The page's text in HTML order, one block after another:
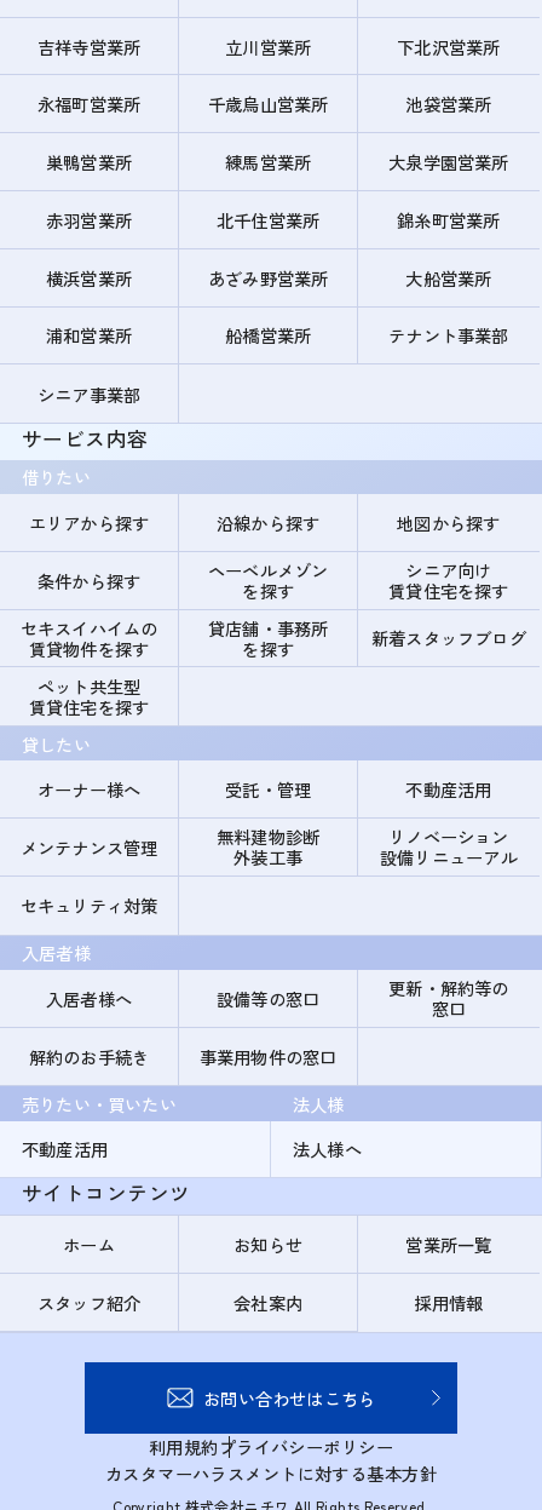
吉祥寺営業所 立川営業所 下北沢営業所
永福町営業所 千歳烏山営業所 池袋営業所
巣鴨営業所 練馬営業所 大泉学園営業所
赤羽営業所 北千住営業所 錦糸町営業所
横浜営業所 あざみ野営業所 大船営業所
浦和営業所 船橋営業所 テナント事業部
シニア事業部
サービス内容
借りたい
エリアから探す
沿線から探す 地図から探す
条件から探す
ヘーベルメゾン
を探す
シニア向け
賃貸住宅を探す
セキスイハイムの
賃貸物件を探す
貸店舗・事務所
を探す
新着スタッフブログ
ペット共生型
賃貸住宅を探す
貸したい
オーナー様へ
受託・管理 不動産活用
メンテナンス管理
無料建物診断
外装工事
リノベーション
設備リニューアル
セキュリティ対策
入居者様
入居者様へ
設備等の窓口
更新・解約等の
窓口
解約のお手続き
事業用物件の窓口
売りたい・買いたい
不動産活用
法人様
法人様へ
サイトコンテンツ
ホーム お知らせ 営業所一覧
スタッフ紹介 会社案内 採用情報
お問い合わせはこちら
利用規約プライバシーポリシー
カスタマーハラスメントに対する基本方針